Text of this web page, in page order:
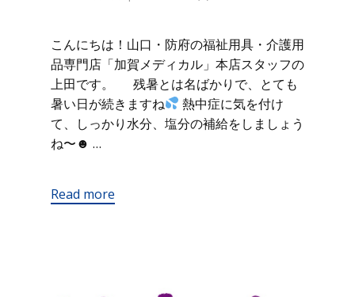
こんにちは！山口・防府の福祉用具・介護用
品専門店「加賀メディカル」本店スタッフの
上田です。 残暑とは名ばかりで、とても
暑い日が続きますね
熱中症に気を付け
て、しっかり水分、塩分の補給をしましょう
ね〜☻ …
Read more